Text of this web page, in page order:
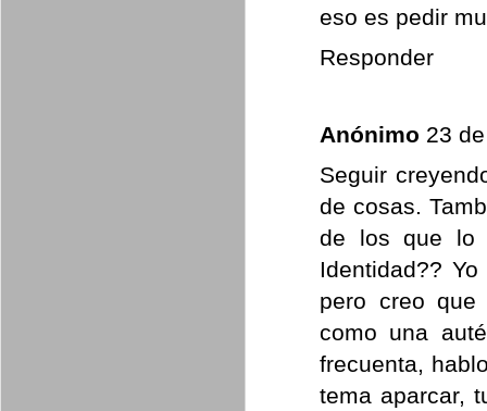
eso es pedir
Responder
Anónimo 23
Seguir
de cosas.
de los que lo
Identidad??
pero creo
como una
frecuenta,
tema aparcar,